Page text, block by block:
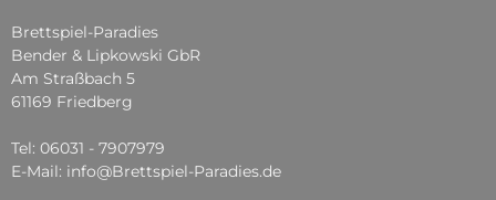
Brettspiel-Paradies
Bender & Lipkowski GbR
Am Straßbach 5
61169 Friedberg
Tel: 06031 - 7907979
E-Mail: info@Brettspiel-Paradies.de